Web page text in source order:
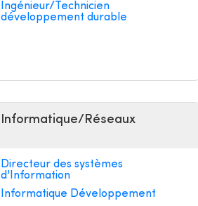
Ingénieur/Technicien
développement durable
Informatique/Réseaux
Directeur des systèmes
d'Information
Informatique Développement